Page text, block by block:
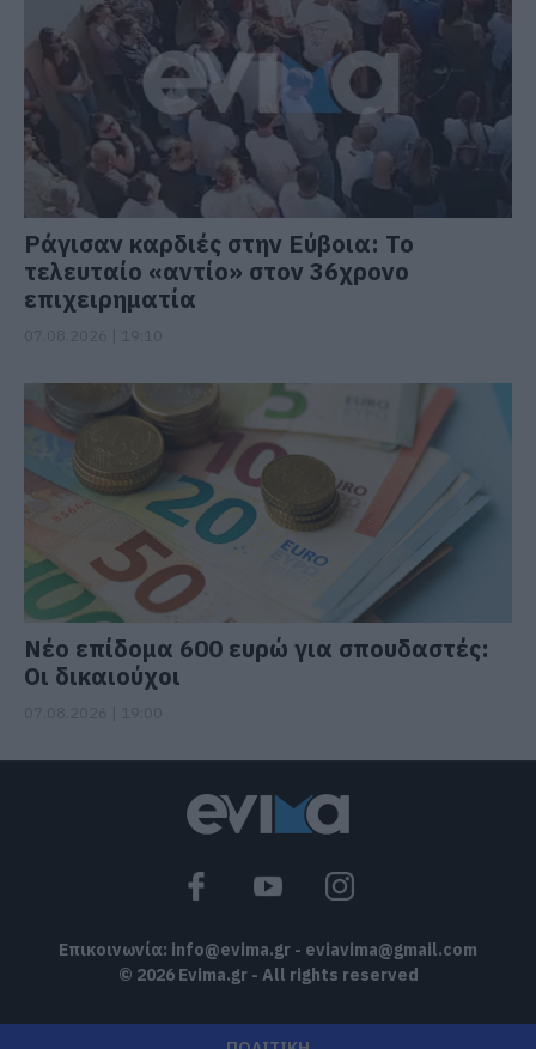
Ράγισαν καρδιές στην Εύβοια: Το
τελευταίο «αντίο» στον 36χρονο
επιχειρηματία
Νέο επίδομα 600 ευρώ για σπουδαστές:
Οι δικαιούχοι
Επικοινωνία: info@evima.gr - eviavima@gmail.com
© 2026 Evima.gr - All rights reserved